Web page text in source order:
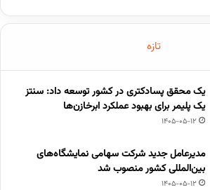
تازه
یک محقق پسادکتری در کشور توسعه داد: سنتز
یک پلیمر برای بهبود عملکرد ابرخازن‌ها
1405-05-12
مدیرعامل جدید شرکت سهامی نمایشگاه‌های
بین‌المللی کشور منصوب شد
1405-05-12